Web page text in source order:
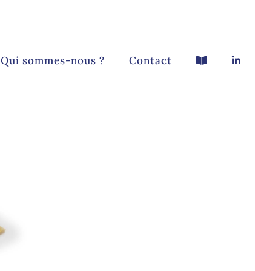
Qui sommes-nous ? Contact